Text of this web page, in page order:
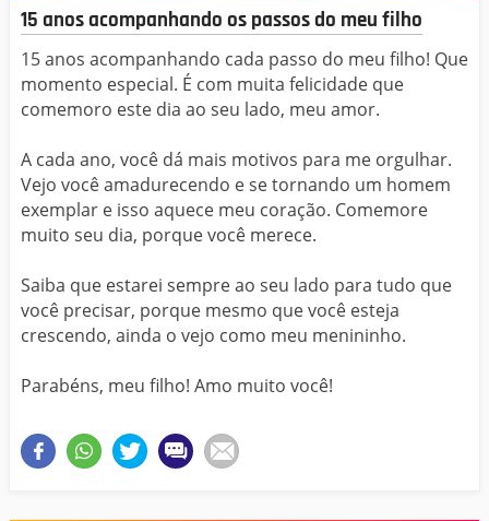
15 anos acompanhando os passos do meu filho
15 anos acompanhando cada passo do meu filho! Que
momento especial. É com muita felicidade que
comemoro este dia ao seu lado, meu amor.
A cada ano, você dá mais motivos para me orgulhar.
Vejo você amadurecendo e se tornando um homem
exemplar e isso aquece meu coração. Comemore
muito seu dia, porque você merece.
Saiba que estarei sempre ao seu lado para tudo que
você precisar, porque mesmo que você esteja
crescendo, ainda o vejo como meu menininho.
Parabéns, meu filho! Amo muito você!